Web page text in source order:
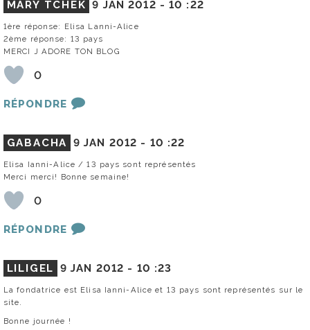
MARY TCHEK 9 JAN 2012 -10 :22
1ère réponse: Elisa Lanni-Alice
2ème réponse: 13 pays
MERCI J ADORE TON BLOG
0
RÉPONDRE
GABACHA 9 JAN 2012 - 10 :22
Elisa Ianni-Alice / 13 pays sont représentés
Merci merci! Bonne semaine!
0
RÉPONDRE
LILIGEL 9 JAN 2012 - 10 :23
La fondatrice est Elisa Ianni-Alice et 13 pays sont représentés sur le
site.
Bonne journée !